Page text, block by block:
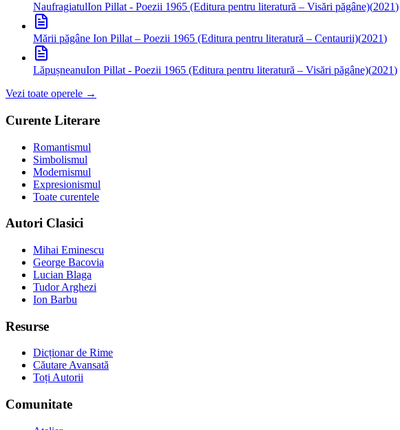
NaufragiatulIon Pillat - Poezii 1965 (Editura pentru literatură – Visări păgâne)(2021)
Mării păgâne Ion Pillat – Poezii 1965 (Editura pentru literatură – Centaurii)(2021)
LăpușneanuIon Pillat - Poezii 1965 (Editura pentru literatură – Visări păgâne)(2021)
Vezi toate operele →
Curente Literare
Romantismul
Simbolismul
Modernismul
Expresionismul
Toate curentele
Autori Clasici
Mihai Eminescu
George Bacovia
Lucian Blaga
Tudor Arghezi
Ion Barbu
Resurse
Dicționar de Rime
Căutare Avansată
Toți Autorii
Comunitate